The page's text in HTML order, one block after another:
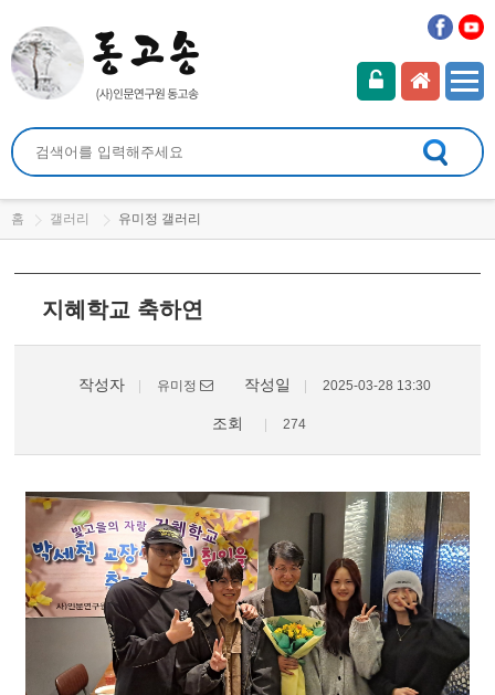
홈 갤러리 유미정 갤러리
지혜학교 축하연
작성자 유미정 작성일 2025-03-28 13:30
조회 274